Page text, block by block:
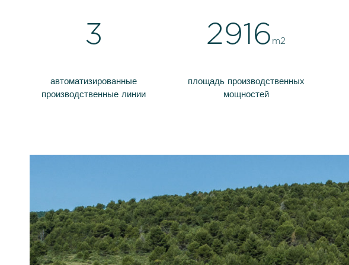
3
автоматизированные
производственные линии
3000m2
площадь производственных
мощностей